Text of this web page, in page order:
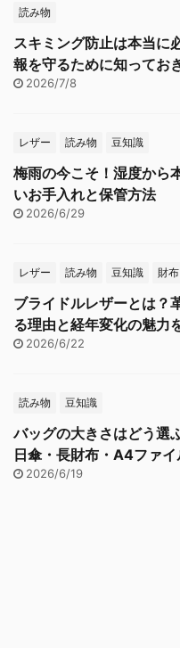
読み物
スキミング防止は本当に
報を守るために知ってお
2026/7/8
レザー 読み物 豆知識
梅雨の今こそ！湿度から
いお手入れと保管方法
2026/6/29
レザー 読み物 豆知識 財布
ブライドルレザーとは？
る理由と経年変化の魅力
2026/6/22
読み物 豆知識
バッグの大きさはどう選
日傘・長財布・A4ファ
2026/6/19